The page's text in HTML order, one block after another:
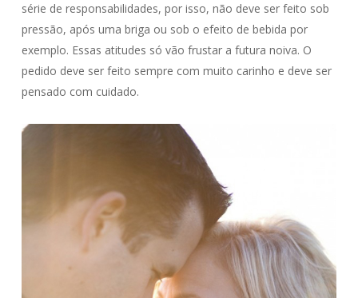
série de responsabilidades, por isso, não deve ser feito sob
pressão, após uma briga ou sob o efeito de bebida por
exemplo. Essas atitudes só vão frustar a futura noiva. O
pedido deve ser feito sempre com muito carinho e deve ser
pensado com cuidado.